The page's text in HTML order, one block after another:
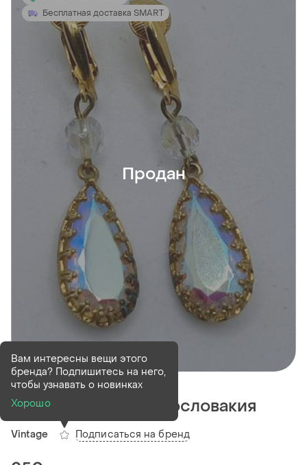
Бесплатная доставка SMART
Продан
Продан
Серьги клипсы чехословакия
Vintage
Вам интересны вещи этого
бренда? Подпишитесь на него,
чтобы узнавать о новинках
Хорошо
Подписаться на бренд